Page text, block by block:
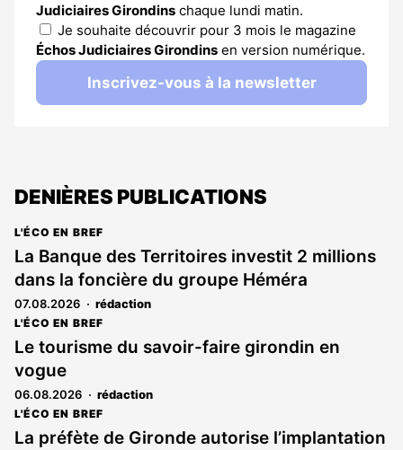
Judiciaires Girondins chaque lundi matin.
Je souhaite découvrir pour 3 mois le magazine
Échos Judiciaires Girondins en version numérique.
Inscrivez-vous à la newsletter
DENIÈRES PUBLICATIONS
L'ÉCO EN BREF
La Banque des Territoires investit 2 millions
dans la foncière du groupe Héméra
07.08.2026 rédaction
L'ÉCO EN BREF
Le tourisme du savoir-faire girondin en
vogue
06.08.2026 rédaction
L'ÉCO EN BREF
La préfète de Gironde autorise l’implantation